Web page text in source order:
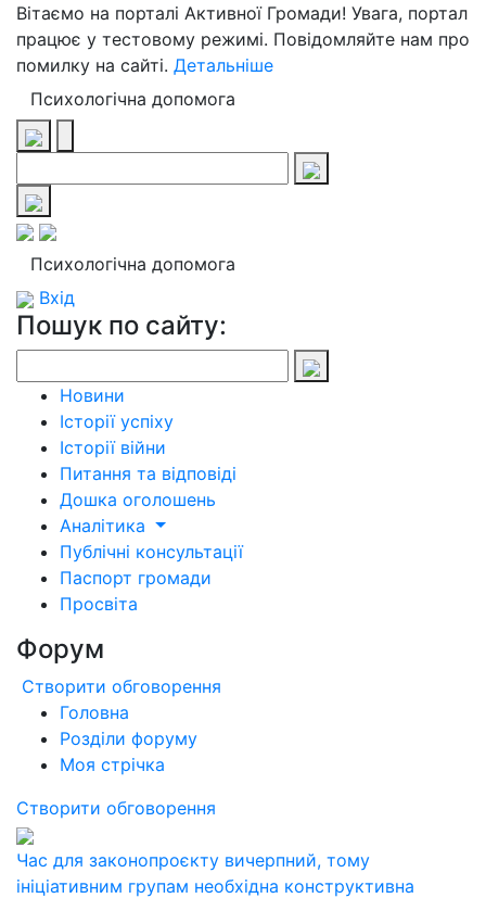
Вітаємо на порталі Активної Громади! Увага, портал
працює у тестовому режимі. Повідомляйте нам про
помилку на сайті. Детальніше
Психологічна допомога
Психологічна допомога
Вхід
Пошук по сайту:
Новини
Історії успіху
Історії війни
Питання та відповіді
Дошка оголошень
Аналітика
Публічні консультації
Паспорт громади
Просвіта
Форум
Створити обговорення
Головна
Розділи форуму
Моя стрічка
Створити обговорення
Час для законопроєкту вичерпний, тому
ініціативним групам необхідна конструктивна